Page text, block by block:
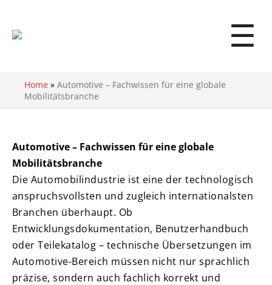
☰
Home » Automotive – Fachwissen für eine globale
Mobilitätsbranche
Automotive – Fachwissen für eine globale
Mobilitätsbranche
Die Automobilindustrie ist eine der technologisch
anspruchsvollsten und zugleich internationalsten
Branchen überhaupt. Ob
Entwicklungsdokumentation, Benutzerhandbuch
oder Teilekatalog – technische Übersetzungen im
Automotive-Bereich müssen nicht nur sprachlich
präzise, sondern auch fachlich korrekt und